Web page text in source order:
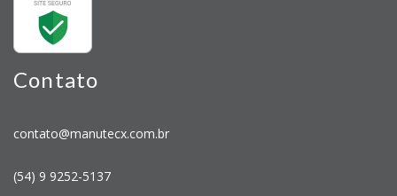
Contato
contato@manutecx.com.br
(54) 9 9252-5137